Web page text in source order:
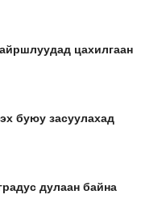
цахилгаан
буюу засуулахад
дулаан байна